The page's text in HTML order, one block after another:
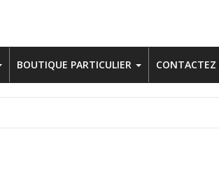
BOUTIQUE PARTICULIER CONTACTEZ